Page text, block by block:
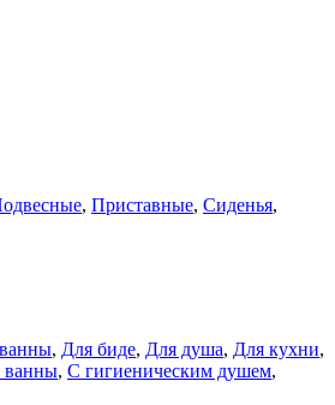
, Приставные, Сиденья,
, Для биде, Для душа, Для кухни,
ванны, C гигиеническим душем,